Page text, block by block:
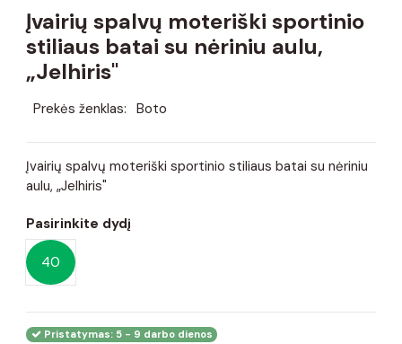
Įvairių spalvų moteriški sportinio
stiliaus batai su nėriniu aulu,
„Jelhiris"
Prekės ženklas: Boto
Įvairių spalvų moteriški sportinio stiliaus batai su nėriniu
aulu, „Jelhiris"
Pasirinkite dydį
40
Pristatymas: 5 - 9 darbo dienos